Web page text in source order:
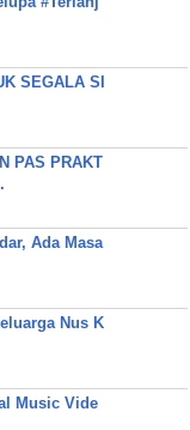
SEGALA SI
PAS PRAKT
Ada Masa
Nus K
Music Vide